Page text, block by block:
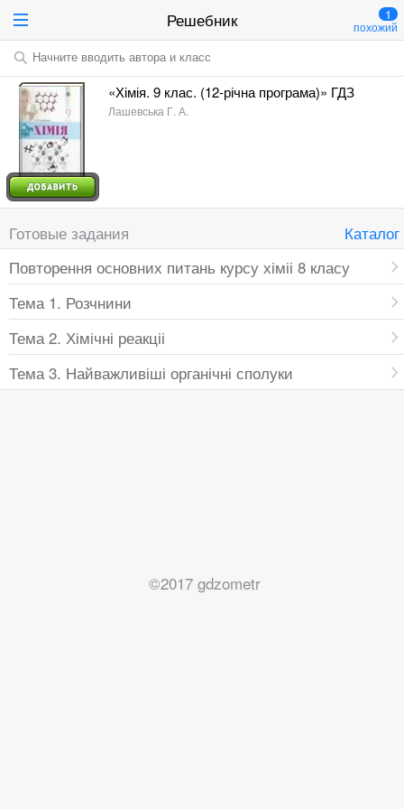
Решебник 1
похожий
Начните вводить автора и класс
«Хімія. 9 клас. (12-річна програма)» ГДЗ
Лашевська Г. А.
Готовые задания
Каталог
Повторення основних питань курсу хіміі 8 класу
Тема 1. Розчнини
Тема 2. Хімічні реакціі
Тема 3. Найважливіші органічні сполуки
©2017 gdzometr